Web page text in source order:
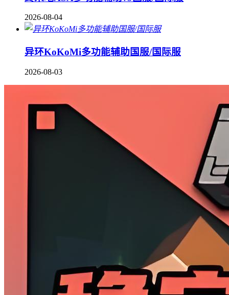
2026-08-04
异环KoKoMi多功能辅助国服/国际服
2026-08-03